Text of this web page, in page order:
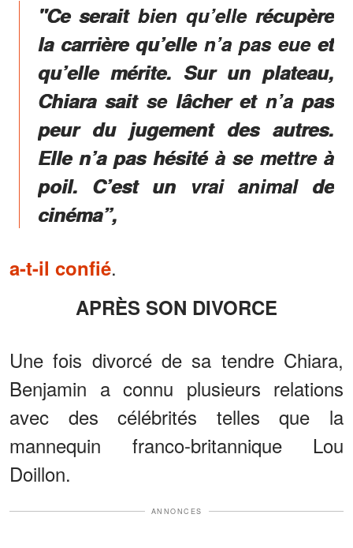
"Ce serait bien qu’elle récupère
la carrière qu’elle n’a pas eue et
qu’elle mérite. Sur un plateau,
Chiara sait se lâcher et n’a pas
peur du jugement des autres.
Elle n’a pas hésité à se mettre à
poil. C’est un vrai animal de
cinéma”,
a-t-il confié.
APRÈS SON DIVORCE
Une fois divorcé de sa tendre Chiara,
Benjamin a connu plusieurs relations
avec des célébrités telles que la
mannequin franco-britannique Lou
Doillon.
ANNONCES